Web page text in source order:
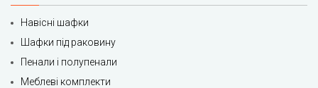
Навісні шафки
Шафки під раковину
Пенали і полупенали
Меблеві комплекти